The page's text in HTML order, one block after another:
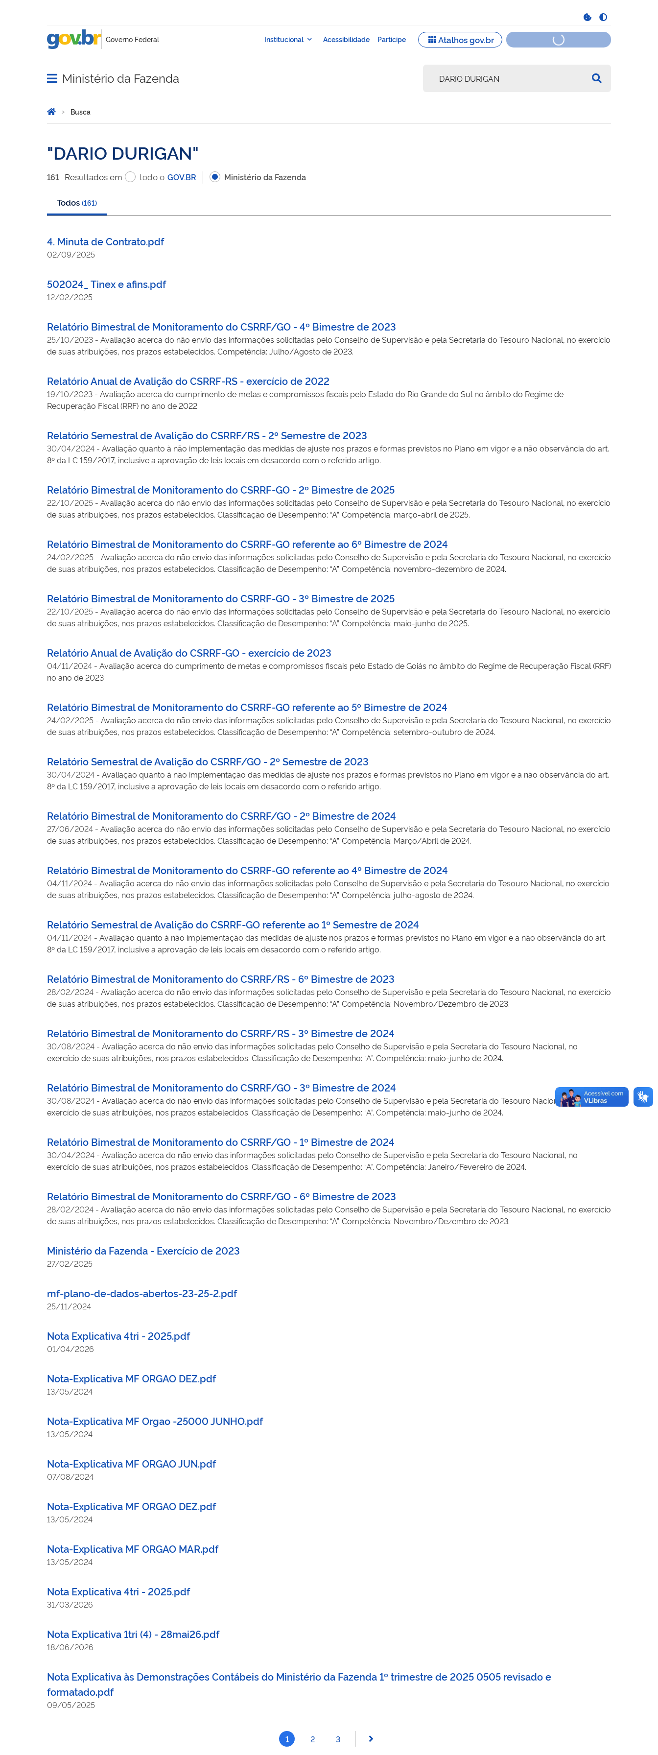
Abrir menu principal de navegação
Ministério da Fazenda
Você está aqui:
Página Inicial
Busca
DARIO DURIGAN
161 Resultadosem todo o GOV.BR Ministério da Fazenda
Todos (161)
4. Minuta de Contrato.pdf
02/09/2025
502024_ Tinex e afins.pdf
12/02/2025
Relatório Bimestral de Monitoramento do CSRRF/GO - 4º Bimestre de 2023
25/10/2023 - Avaliação acerca do não envio das informações solicitadas pelo Conselho de Supervisão e pela Secretaria do Tesouro Nacional, no exercício
de suas atribuições, nos prazos estabelecidos. Competência: Julho/Agosto de 2023.
Relatório Anual de Avalição do CSRRF-RS - exercício de 2022
19/10/2023 - Avaliação acerca do cumprimento de metas e compromissos fiscais pelo Estado do Rio Grande do Sul no âmbito do Regime de
Recuperação Fiscal (RRF) no ano de 2022
Relatório Semestral de Avalição do CSRRF/RS - 2º Semestre de 2023
30/04/2024 - Avaliação quanto à não implementação das medidas de ajuste nos prazos e formas previstos no Plano em vigor e a não observância do art.
8º da LC 159/2017, inclusive a aprovação de leis locais em desacordo com o referido artigo.
Relatório Bimestral de Monitoramento do CSRRF-GO - 2º Bimestre de 2025
22/10/2025 - Avaliação acerca do não envio das informações solicitadas pelo Conselho de Supervisão e pela Secretaria do Tesouro Nacional, no exercício
de suas atribuições, nos prazos estabelecidos. Classificação de Desempenho: “A”. Competência: março-abril de 2025.
Relatório Bimestral de Monitoramento do CSRRF-GO referente ao 6º Bimestre de 2024
24/02/2025 - Avaliação acerca do não envio das informações solicitadas pelo Conselho de Supervisão e pela Secretaria do Tesouro Nacional, no exercício
de suas atribuições, nos prazos estabelecidos. Classificação de Desempenho: “A”. Competência: novembro-dezembro de 2024.
Relatório Bimestral de Monitoramento do CSRRF-GO - 3º Bimestre de 2025
22/10/2025 - Avaliação acerca do não envio das informações solicitadas pelo Conselho de Supervisão e pela Secretaria do Tesouro Nacional, no exercício
de suas atribuições, nos prazos estabelecidos. Classificação de Desempenho: “A”. Competência: maio-junho de 2025.
Relatório Anual de Avalição do CSRRF-GO - exercício de 2023
04/11/2024 - Avaliação acerca do cumprimento de metas e compromissos fiscais pelo Estado de Goiás no âmbito do Regime de Recuperação Fiscal (RRF)
no ano de 2023
Relatório Bimestral de Monitoramento do CSRRF-GO referente ao 5º Bimestre de 2024
24/02/2025 - Avaliação acerca do não envio das informações solicitadas pelo Conselho de Supervisão e pela Secretaria do Tesouro Nacional, no exercício
de suas atribuições, nos prazos estabelecidos. Classificação de Desempenho: “A”. Competência: setembro-outubro de 2024.
Relatório Semestral de Avalição do CSRRF/GO - 2º Semestre de 2023
30/04/2024 - Avaliação quanto à não implementação das medidas de ajuste nos prazos e formas previstos no Plano em vigor e a não observância do art.
8º da LC 159/2017, inclusive a aprovação de leis locais em desacordo com o referido artigo.
Relatório Bimestral de Monitoramento do CSRRF/GO - 2º Bimestre de 2024
27/06/2024 - Avaliação acerca do não envio das informações solicitadas pelo Conselho de Supervisão e pela Secretaria do Tesouro Nacional, no exercício
de suas atribuições, nos prazos estabelecidos. Classificação de Desempenho: “A”. Competência: Março/Abril de 2024.
Relatório Bimestral de Monitoramento do CSRRF-GO referente ao 4º Bimestre de 2024
04/11/2024 - Avaliação acerca do não envio das informações solicitadas pelo Conselho de Supervisão e pela Secretaria do Tesouro Nacional, no exercício
de suas atribuições, nos prazos estabelecidos. Classificação de Desempenho: “A”. Competência: julho-agosto de 2024.
Relatório Semestral de Avalição do CSRRF-GO referente ao 1º Semestre de 2024
04/11/2024 - Avaliação quanto à não implementação das medidas de ajuste nos prazos e formas previstos no Plano em vigor e a não observância do art.
8º da LC 159/2017, inclusive a aprovação de leis locais em desacordo com o referido artigo.
Relatório Bimestral de Monitoramento do CSRRF/RS - 6º Bimestre de 2023
28/02/2024 - Avaliação acerca do não envio das informações solicitadas pelo Conselho de Supervisão e pela Secretaria do Tesouro Nacional, no exercício
de suas atribuições, nos prazos estabelecidos. Classificação de Desempenho: “A”. Competência: Novembro/Dezembro de 2023.
Relatório Bimestral de Monitoramento do CSRRF/RS - 3º Bimestre de 2024
30/08/2024 - Avaliação acerca do não envio das informações solicitadas pelo Conselho de Supervisão e pela Secretaria do Tesouro Nacional, no
exercício de suas atribuições, nos prazos estabelecidos. Classificação de Desempenho: “A”. Competência: maio-junho de 2024.
Relatório Bimestral de Monitoramento do CSRRF/GO - 3º Bimestre de 2024
30/08/2024 - Avaliação acerca do não envio das informações solicitadas pelo Conselho de Supervisão e pela Secretaria do Tesouro Nacional, no
exercício de suas atribuições, nos prazos estabelecidos. Classificação de Desempenho: “A”. Competência: maio-junho de 2024.
Relatório Bimestral de Monitoramento do CSRRF/GO - 1º Bimestre de 2024
30/04/2024 - Avaliação acerca do não envio das informações solicitadas pelo Conselho de Supervisão e pela Secretaria do Tesouro Nacional, no
exercício de suas atribuições, nos prazos estabelecidos. Classificação de Desempenho: “A”. Competência: Janeiro/Fevereiro de 2024.
Relatório Bimestral de Monitoramento do CSRRF/GO - 6º Bimestre de 2023
28/02/2024 - Avaliação acerca do não envio das informações solicitadas pelo Conselho de Supervisão e pela Secretaria do Tesouro Nacional, no exercício
de suas atribuições, nos prazos estabelecidos. Classificação de Desempenho: “A”. Competência: Novembro/Dezembro de 2023.
Ministério da Fazenda - Exercício de 2023
27/02/2025
mf-plano-de-dados-abertos-23-25-2.pdf
25/11/2024
Nota Explicativa 4tri - 2025.pdf
01/04/2026
Nota-Explicativa MF ORGAO DEZ.pdf
13/05/2024
Nota-Explicativa MF Orgao -25000 JUNHO.pdf
13/05/2024
Nota-Explicativa MF ORGAO JUN.pdf
07/08/2024
Nota-Explicativa MF ORGAO DEZ.pdf
13/05/2024
Nota-Explicativa MF ORGAO MAR.pdf
13/05/2024
Nota Explicativa 4tri - 2025.pdf
31/03/2026
Nota Explicativa 1tri (4) - 28mai26.pdf
18/06/2026
Nota Explicativa às Demonstrações Contábeis do Ministério da Fazenda 1º trimestre de 2025 0505 revisado e
formatado.pdf
09/05/2025
1 2 3